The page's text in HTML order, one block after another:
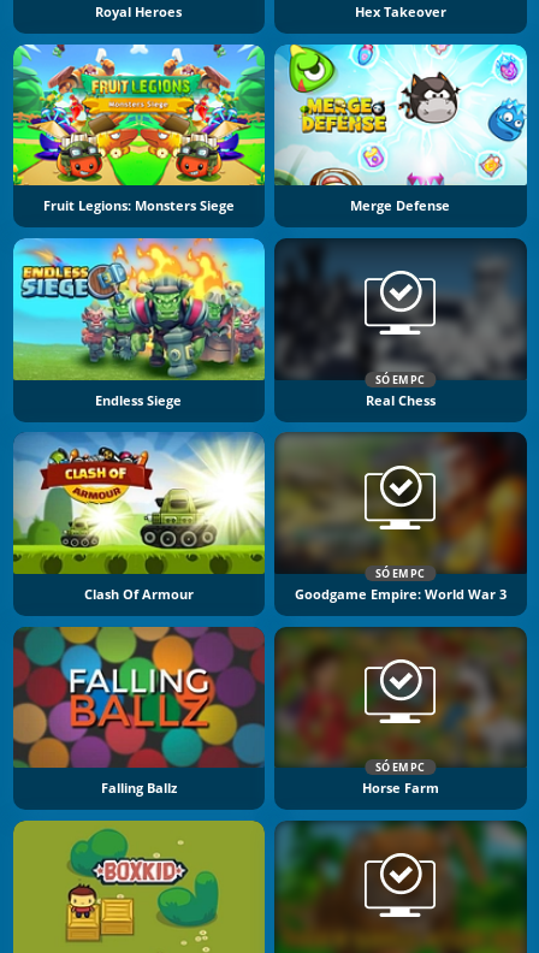
Royal Heroes Hex Takeover
Fruit Legions: Monsters Siege Merge Defense
Endless Siege
SÓ EM PC
Real Chess
Clash Of Armour
SÓ EM PC
Goodgame Empire: World War 3
Falling Ballz
SÓ EM PC
Horse Farm